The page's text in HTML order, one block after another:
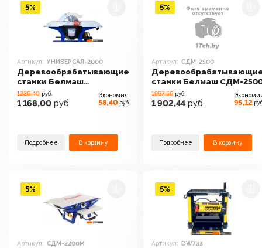
Артикул: УНИВЕРСАЛ-2000
Деревообрабатывающие
станки Белмаш
УНИВЕРСАЛ-2000
1226.40 руб.
1 168,00 руб.
Экономия
58,40 руб.
Подробнее В корзину
5%
Артикул: СДМ-2500
станки Белмаш СДМ-
1997.56 руб.
1 902,44 руб. 95,12
Подробнее В корзину
5%
Артикул: СДМ-2200М
5%
Артикул: DW733
5%